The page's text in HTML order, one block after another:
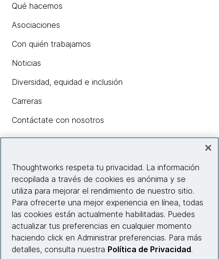
Qué hacemos
Asociaciones
Con quién trabajamos
Noticias
Diversidad, equidad e inclusión
Carreras
Contáctate con nosotros
Información del sitio web
Conecta con nosotros
Thoughtworks respeta tu privacidad. La información
recopilada a través de cookies es anónima y se
utiliza para mejorar el rendimiento de nuestro sitio.
Para ofrecerte una mejor experiencia en línea, todas
las cookies están actualmente habilitadas. Puedes
actualizar tus preferencias en cualquier momento
haciendo click en Administrar preferencias. Para más
detalles, consulta nuestra Política de Privacidad.